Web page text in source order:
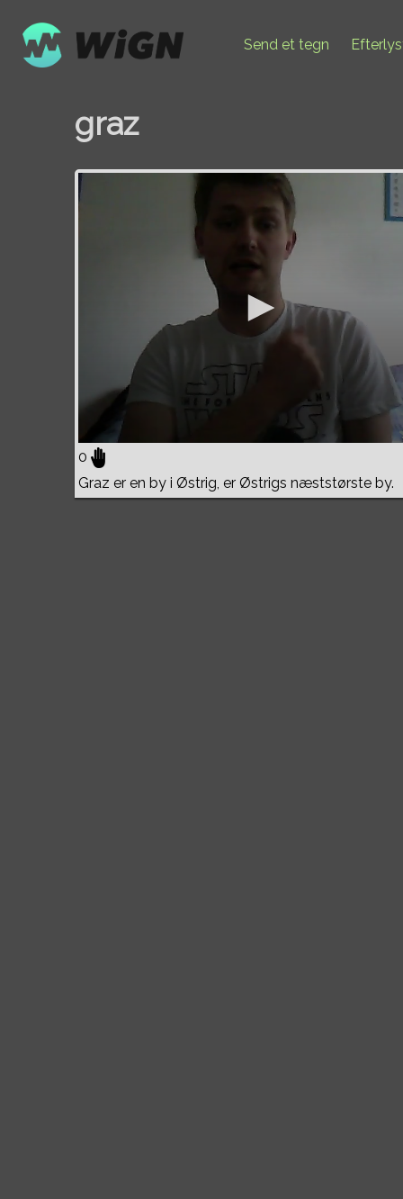
Send et tegn
graz
0
Graz er en by i Østrig, er Østrigs næststørste by.